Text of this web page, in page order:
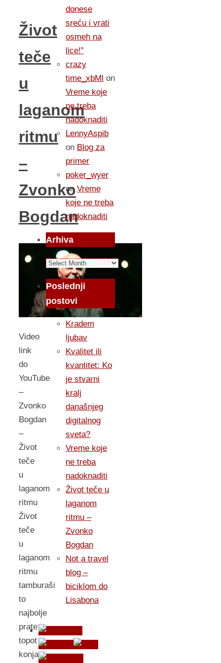
Život
teče
u
laganom
ritmu
–
Zvonko
Bogdan
Video
link
do
YouTube
–
Zvonko
Bogdan
–
Život
teče
u
laganom
ritmu
Život
teče
u
laganom
ritmu
tamburaši
to
najbolje
prate
topot
konja
donese
sreću i vrati
osmeh na
lice!”
crazy
time_xbMl on
Vreme koje
ne treba
nadoknaditi
LennyAspib
on Blog za
primer
poker_wyer
onVreme
koje ne treba
nadoknaditi
Arhiva
Arhiva
Poslednji
postovi
Kradem
ljubav
Kvalitet ili
kvantitet: Ko
je stvarni
kralj
današnjeg
digitalnog
sveta?
Vreme koje
ne treba
nadoknaditi
Život teče u
laganom
ritmu –
Zvonko
Bogdan
Not a travel
blog –
biciklom do
Lisabona